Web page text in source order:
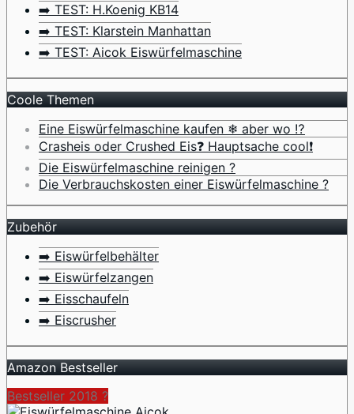
➡️ TEST: H.Koenig KB14
➡️ TEST: Klarstein Manhattan
➡️ TEST: Aicok Eiswürfelmaschine
Coole Themen
Eine Eiswürfelmaschine kaufen ❄ aber wo ⁉️
Crasheis oder Crushed Eis❓ Hauptsache cool❗
Die Eiswürfelmaschine reinigen ?
Die Verbrauchskosten einer Eiswürfelmaschine ?
Zubehör
➡️ Eiswürfelbehälter
➡️ Eiswürfelzangen
➡️ Eisschaufeln
➡️ Eiscrusher
Amazon Bestseller
Bestseller 2018 ?